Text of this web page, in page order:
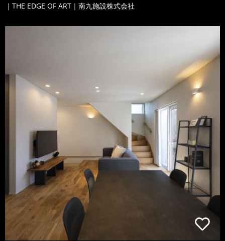
｜THE EDGE OF ART｜南九施設株式会社